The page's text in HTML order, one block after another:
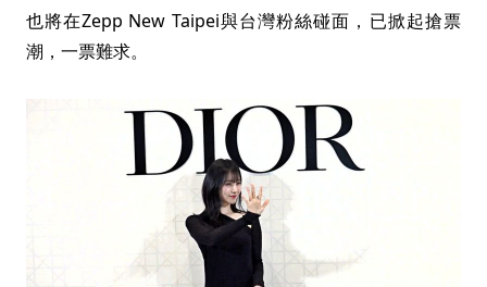
也將在Zepp New Taipei與台灣粉絲碰面，已掀起搶票
潮，一票難求。